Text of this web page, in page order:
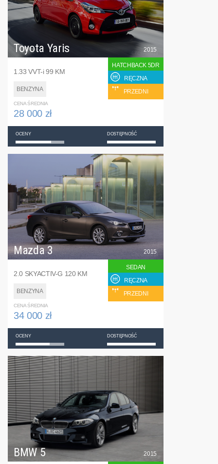
Toyota Yaris
1.33 VVT-i 99 KM
BENZYNA
2015
HATCHBACK 5DR
RĘCZNA
PRZEDNI
CENA ŚREDNIA
28 000 zł
OCENY DOSTĘPNOŚĆ
Mazda 3
2.0 SKYACTIV-G 120 KM
BENZYNA
2015
SEDAN
RĘCZNA
PRZEDNI
CENA ŚREDNIA
34 000 zł
OCENY DOSTĘPNOŚĆ
BMW 5 2015